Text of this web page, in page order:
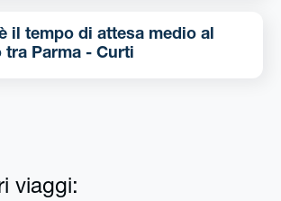
il tempo di attesa medio al
casello tra Parma - Curti
viaggi: